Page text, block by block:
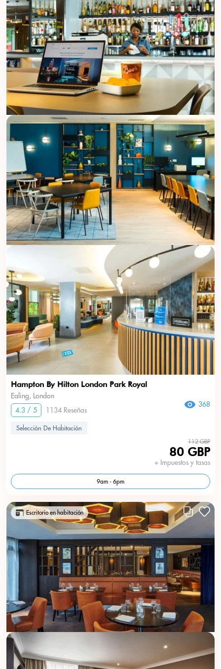
Hampton By Hilton London Park Royal
Ealing, London
4.3 / 5
1134 Reseñas
368
Selección De Habitación
112 GBP
80 GBP
+ Impuestos y tasas
9am - 6pm
Escritorio en habitación